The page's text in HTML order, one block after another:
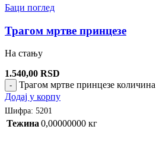
Баци поглед
Трагом мртве принцезе
На стању
1.540,00 RSD
- Трагом мртве принцезе количина
Додај у корпу
Шифра: 5201
Тежина 0,00000000 кг